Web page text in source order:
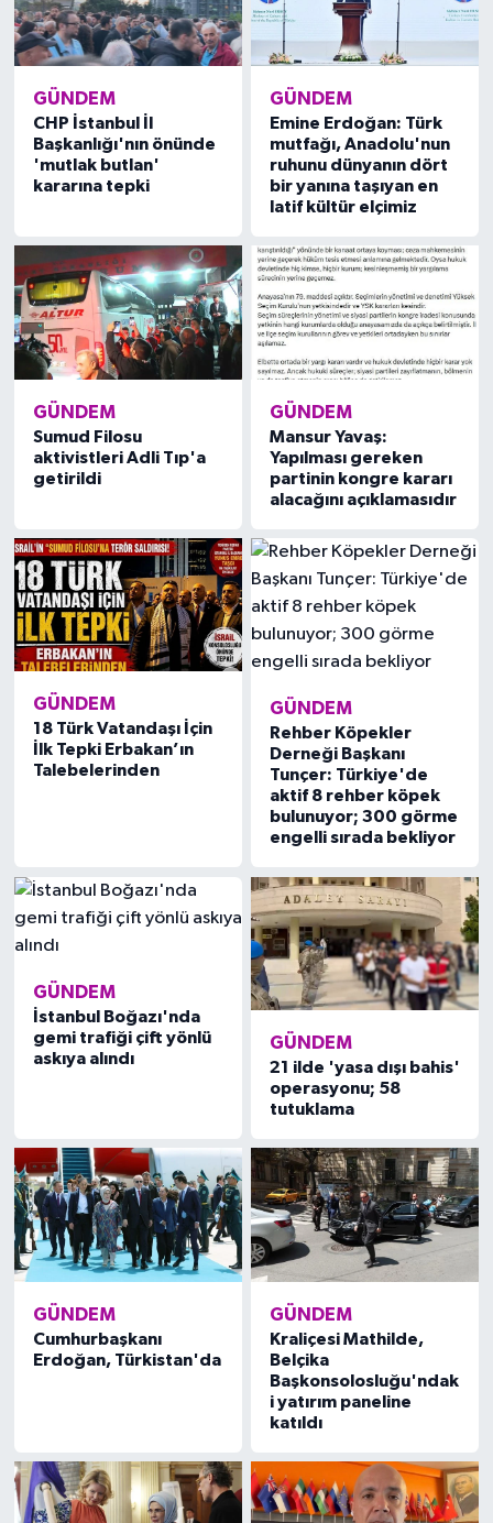
GÜNDEM
CHP İstanbul İl
Başkanlığı'nın önünde
'mutlak butlan'
kararına tepki
GÜNDEM
Emine Erdoğan: Türk
mutfağı, Anadolu'nun
ruhunu dünyanın dört
bir yanına taşıyan en
latif kültür elçimiz
GÜNDEM
Sumud Filosu
aktivistleri Adli Tıp'a
getirildi
GÜNDEM
Mansur Yavaş:
Yapılması gereken
partinin kongre kararı
alacağını açıklamasıdır
GÜNDEM
18 Türk Vatandaşı İçin
İlk Tepki Erbakan’ın
Talebelerinden
GÜNDEM
Rehber Köpekler
Derneği Başkanı
Tunçer: Türkiye'de
aktif 8 rehber köpek
bulunuyor; 300 görme
engelli sırada bekliyor
GÜNDEM
İstanbul Boğazı'nda
gemi trafiği çift yönlü
askıya alındı
GÜNDEM
21 ilde 'yasa dışı bahis'
operasyonu; 58
tutuklama
GÜNDEM
Cumhurbaşkanı
Erdoğan, Türkistan'da
GÜNDEM
Kraliçesi Mathilde,
Belçika
Başkonsolosluğu'ndak
i yatırım paneline
katıldı